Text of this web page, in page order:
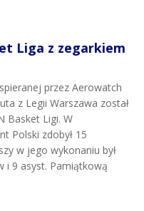
Liga z zegarkiem
przez Aerowatch
z Legii Warszawa został
Basket Ligi. W
Polski zdobył 15
w jego wykonaniu był
i 9 asyst. Pamiątkową